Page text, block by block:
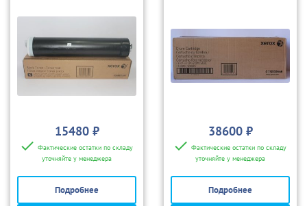
15480 ₽
Фактические остатки по складу
уточняйте у менеджера
Подробнее
38600 ₽
Фактические остатки по складу
уточняйте у менеджера
Подробнее